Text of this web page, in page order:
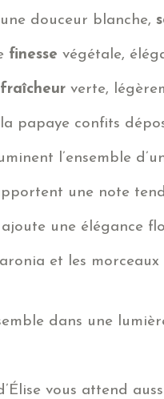
douceur blanche,
finesse végétale,
fraîcheur verte,
papaye confits
l’ensemble
une note
une élégance
et les
dans une
vous attend